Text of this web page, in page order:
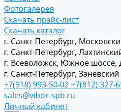
Фотогалерея
Скачать прайс-лист
Скачать каталог
г. Санкт-Петербург,
г. Санкт-Петербург,
г. Всеволожск, Южное шоссе,
г. Санкт-Петербург, Заневский
+7(918) 993-50-02+7(812) 327-
sales@vibor-spb.ru
Личный кабинет